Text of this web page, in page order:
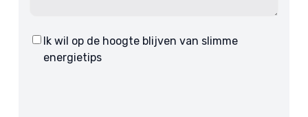
Consent
Ik wil op de hoogte blijven van slimme
energietips